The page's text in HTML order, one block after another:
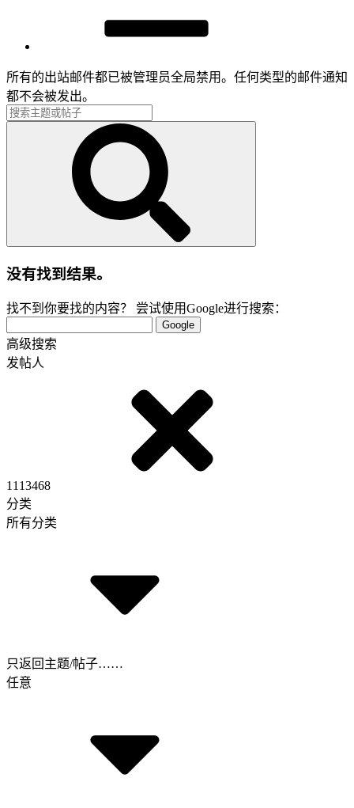
所有的出站邮件都已被管理员全局禁用。任何类型的邮件通知
都不会被发出。
没有找到结果。
找不到你要找的内容？ 尝试使用Google进行搜索：
Google
高级搜索
发帖人
1113468
分类
所有分类
只返回主题/帖子……
任意